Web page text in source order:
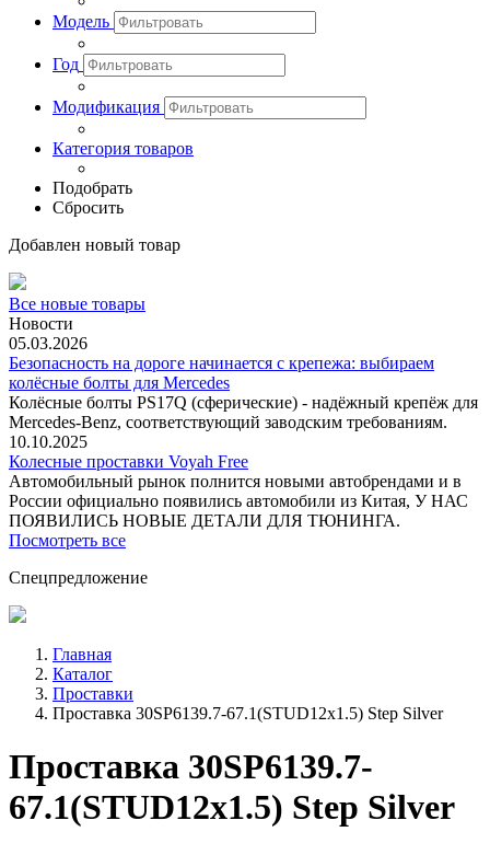
Модель
Год
Модификация
Категория товаров
Подобрать
Сбросить
Добавлен новый товар
Все новые товары
Новости
05.03.2026
Безопасность на дороге начинается с крепежа: выбираем
колёсные болты для Mercedes
Колёсные болты PS17Q (сферические) - надёжный крепёж для
Mercedes‑Benz, соответствующий заводским требованиям.
10.10.2025
Колесные проставки Voyah Free
Автомобильный рынок полнится новыми автобрендами и в
России официально появились автомобили из Китая, У НАС
ПОЯВИЛИСЬ НОВЫЕ ДЕТАЛИ ДЛЯ ТЮНИНГА.
Посмотреть все
Спецпредложение
Главная
Каталог
Проставки
Проставка 30SP6139.7-67.1(STUD12x1.5) Step Silver
Проставка 30SP6139.7-
67.1(STUD12x1.5) Step Silver